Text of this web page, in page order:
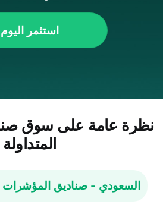
استثمر اليوم
نظرة عامة على سوق
المتداولة
السعودي - صناديق المؤشرات